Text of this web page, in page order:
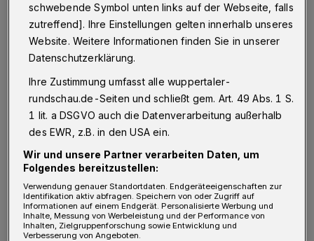
I m Autobahnbereich rund um Katernberg,
wo Lärmschutzwände gebaut werden,
wird es im kommenden Jahr auch
Flüsterasphalt geben. Der muss flächig
aufgetragen werden — sprich: Die Fahrbahn,
um die es geht, wird komplett gesperrt. Im
September 2015 ist deswegen geplant, an zwei
verlängerten Wochenenden, jeweils von
Mittwoch 20 Uhr bis Montag 5 Uhr,
hintereinander beide Richtungen zu sperren.
schwebende Symbol unten links auf der Webseite, falls
zutreffend]. Ihre Einstellungen gelten innerhalb unseres
Website. Weitere Informationen finden Sie in unserer
Datenschutzerklärung.
Ihre Zustimmung umfasst alle wuppertaler-
rundschau.de-Seiten und schließt gem. Art. 49 Abs. 1 S.
1 lit. a DSGVO auch die Datenverarbeitung außerhalb
des EWR, z.B. in den USA ein.
Wir und unsere Partner verarbeiten Daten, um
Folgendes bereitzustellen:
Verwendung genauer Standortdaten. Endgeräteeigenschaften zur
Identifikation aktiv abfragen. Speichern von oder Zugriff auf
Informationen auf einem Endgerät. Personalisierte Werbung und
Inhalte, Messung von Werbeleistung und der Performance von
Inhalten, Zielgruppenforschung sowie Entwicklung und
Verbesserung von Angeboten.